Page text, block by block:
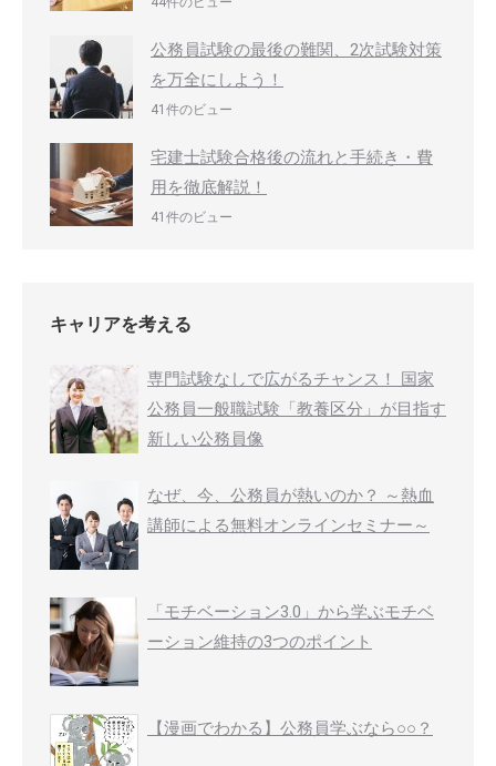
公務員試験の最後の難関、2次試験対策
を万全にしよう！
41件のビュー
宅建士試験合格後の流れと手続き・費
用を徹底解説！
41件のビュー
キャリアを考える
専門試験なしで広がるチャンス！ 国家
公務員一般職試験「教養区分」が目指す
新しい公務員像
なぜ、今、公務員が熱いのか？ ～熱血
講師による無料オンラインセミナー～
「モチベーション3.0」から学ぶモチベ
ーション維持の3つのポイント
【漫画でわかる】公務員学ぶなら○○？